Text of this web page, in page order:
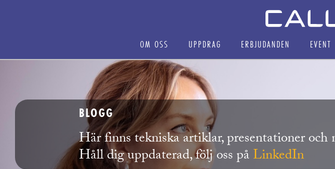
OM OSS UPPDRAG ERBJUDANDEN EVENT
BLOGG
Här finns tekniska artiklar, presentationer
Håll dig uppdaterad, följ oss påLinkedIn